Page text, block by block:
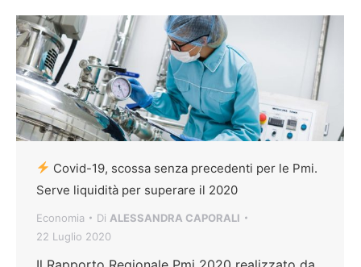
Covid-19, scossa senza precedenti per le Pmi.
Serve liquidità per superare il 2020
Economia Di ALESSANDRA CAPORALI
22 Luglio 2020